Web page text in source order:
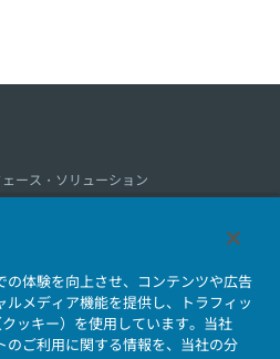
ース・ソリューション
情報 採用情報
会社情報新着一覧
お問い合わせ
の体験を向上させ、コンテンツや広告
メディア機能を提供し、トラフィッ
ッキー）を使用しています。当社
のご利用に関する情報を、当社の分